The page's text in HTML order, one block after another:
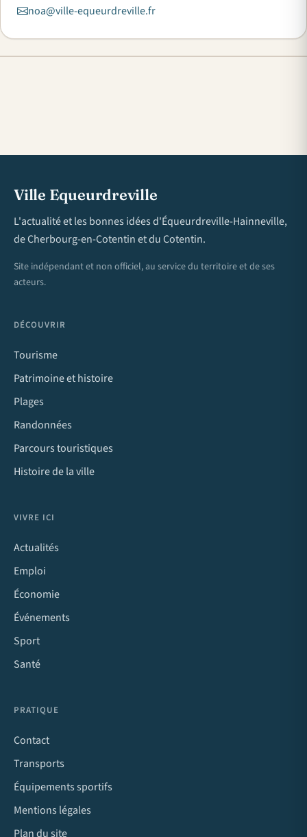
noa@ville-equeurdreville.fr
Ville Equeurdreville
L'actualité et les bonnes idées d'Équeurdreville-Hainneville,
de Cherbourg-en-Cotentin et du Cotentin.
Site indépendant et non officiel, au service du territoire et de ses
acteurs.
DÉCOUVRIR
Tourisme
Patrimoine et histoire
Plages
Randonnées
Parcours touristiques
Histoire de la ville
VIVRE ICI
Actualités
Emploi
Économie
Événements
Sport
Santé
PRATIQUE
Contact
Transports
Équipements sportifs
Mentions légales
Plan du site